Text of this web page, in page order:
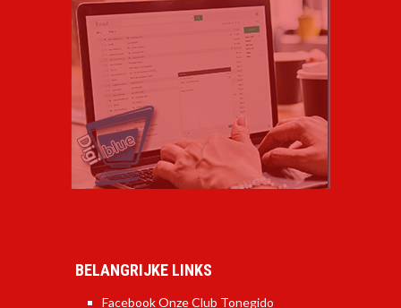
BELANGRIJKE LINKS
Facebook Onze Club Tonegido